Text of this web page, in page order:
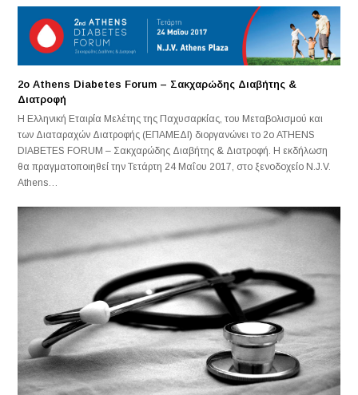
2ο Athens Diabetes Forum – Σακχαρώδης Διαβήτης &
Διατροφή
Η Ελληνική Εταιρία Μελέτης της Παχυσαρκίας, του Μεταβολισμού και
των Διαταραχών Διατροφής (ΕΠΑΜΕΔΙ) διοργανώνει το 2ο ATHENS
DIABETES FORUM – Σακχαρώδης Διαβήτης & Διατροφή. Η εκδήλωση
θα πραγματοποιηθεί την Τετάρτη 24 Mαΐου 2017, στο ξενοδοχείο N.J.V.
Athens…